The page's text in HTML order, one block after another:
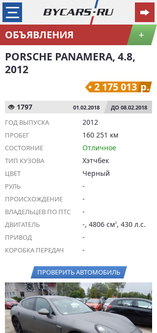
ОБЪЯВЛЕНИЯ +
PORSCHE PANAMERA, 4.8,
2012
2 175 013 р.
1797 01.02.2018 ДО 08.02.2018
ГОД ВЫПУСКА 2012
ПРОБЕГ 160 251 км
СОСТОЯНИЕ Отличное
ТИП КУЗОВА Хэтчбек
ЦВЕТ Черный
РУЛЬ -
ПРОИСХОЖДЕНИЕ -
ВЛАДЕЛЬЦЕВ ПО ПТС -
ДВИГАТЕЛЬ -, 4806 см3, 430 л.с.
ПРИВОД -
КОРОБКА ПЕРЕДАЧ -
ПРОВЕРИТЬ АВТОМОБИЛЬ